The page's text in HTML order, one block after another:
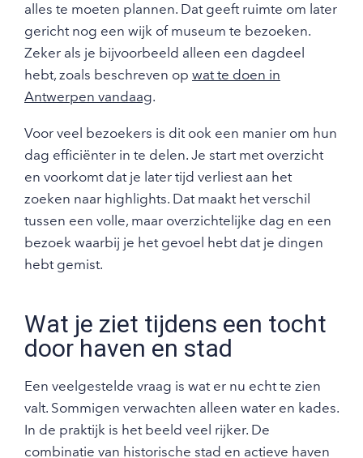
alles te moeten plannen. Dat geeft ruimte om later
gericht nog een wijk of museum te bezoeken.
Zeker als je bijvoorbeeld alleen een dagdeel
hebt, zoals beschreven op wat te doen in
Antwerpen vandaag.
Voor veel bezoekers is dit ook een manier om hun
dag efficiënter in te delen. Je start met overzicht
en voorkomt dat je later tijd verliest aan het
zoeken naar highlights. Dat maakt het verschil
tussen een volle, maar overzichtelijke dag en een
bezoek waarbij je het gevoel hebt dat je dingen
hebt gemist.
Wat je ziet tijdens een tocht
door haven en stad
Een veelgestelde vraag is wat er nu echt te zien
valt. Sommigen verwachten alleen water en kades.
In de praktijk is het beeld veel rijker. De
combinatie van historische stad en actieve haven